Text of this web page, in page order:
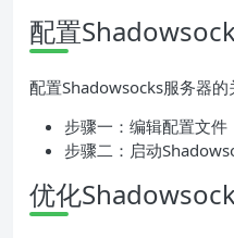
配置
配置Shadowsocks服务器的
步骤一：编辑配置文件
步骤二：启动
优化